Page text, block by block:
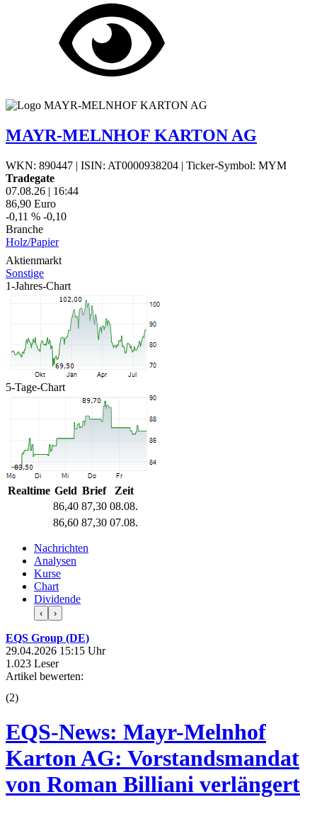
MAYR-MELNHOF KARTON AG
WKN: 890447 | ISIN: AT0000938204 | Ticker-Symbol: MYM
Tradegate
07.08.26 | 16:44
86,90 Euro
-0,11 % -0,10
Branche
Holz/Papier
Aktienmarkt
Sonstige
1-Jahres-Chart
5-Tage-Chart
Realtime Geld Brief
Zeit
86,40 87,30 08.08.
86,60 87,30 07.08.
Nachrichten
Analysen
Kurse
Chart
Dividende
‹ ›
EQS Group (DE)
29.04.2026 15:15 Uhr
1.023 Leser
Artikel bewerten:
(2)
EQS-News: Mayr-Melnhof
Karton AG: Vorstandsmandat
von Roman Billiani verlängert